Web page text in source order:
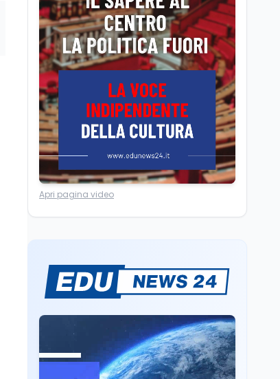
e la sicurezza delle
scuole con risorse Pnrr"
Scuola 5 ago
Il Ministro Valditara ha
incontrato due studenti
palestinesi giunti da
Gaza che hanno
superato la Maturità in
Italia
Scuola5 ago
Maturità 2026, 100 e
lode da record: 14.123
massimo
Università5 ago
Consiglio di Stato:
Volontariato, firmata
l’intesa triennale tra
CSVnet ETS
Scuola5 ago
Il Ministro della Pa
Zangrillo in Parlamento:
Apri pagina video